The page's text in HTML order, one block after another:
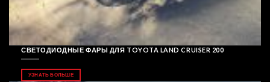
СВЕТОДИОДНЫЕ ФАРЫ ДЛЯ TOYOTA LAND CRUISER 200
УЗНАТЬ БОЛЬШЕ